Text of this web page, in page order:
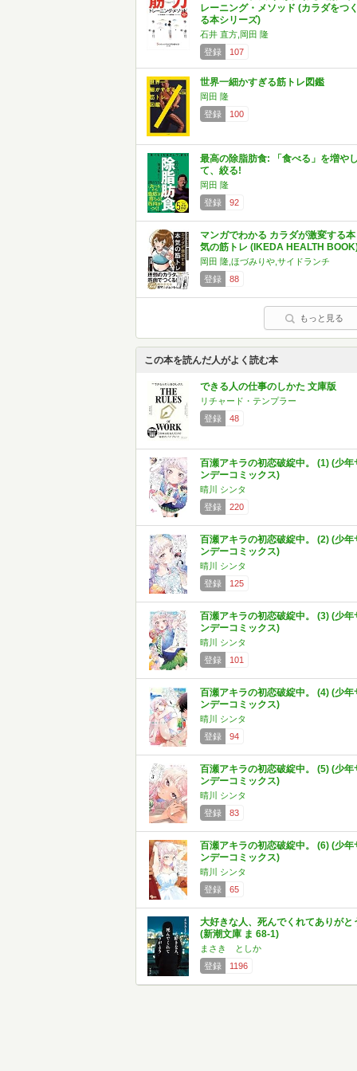
レーニング・メソッド (カラダをつく
る本シリーズ)
石井 直方,岡田 隆
登録
107
世界一細かすぎる筋トレ図鑑
岡田 隆
登録
100
最高の除脂肪食: 「食べる」を増やし
て、絞る!
岡田 隆
登録
92
マンガでわかる カラダが激変する本
気の筋トレ (IKEDA HEALTH
岡田 隆,ほづみりや,サイドランチ
登録
88
もっと見る
この本を読んだ人がよく読む本
できる人の仕事のしかた 文庫版
リチャード・テンプラー
登録
48
百瀬アキラの初恋破綻中。 (1) (少年
ンデーコミックス)
晴川 シンタ
登録
220
百瀬アキラの初恋破綻中。 (2) (少年
ンデーコミックス)
晴川 シンタ
登録
125
百瀬アキラの初恋破綻中。 (3) (少年
ンデーコミックス)
晴川 シンタ
登録
101
百瀬アキラの初恋破綻中。 (4) (少年
ンデーコミックス)
晴川 シンタ
登録
94
百瀬アキラの初恋破綻中。 (5) (少年
ンデーコミックス)
晴川 シンタ
登録
83
百瀬アキラの初恋破綻中。 (6) (少年
ンデーコミックス)
晴川 シンタ
登録
65
大好きな人、死んでくれてありがと
(新潮文庫 ま 68-1)
まさき としか
登録
1196